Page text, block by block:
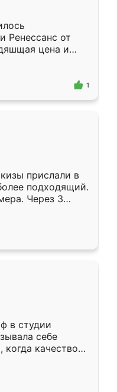
Ренессанс от
цена и
Приехавший
самый
1
прислали в
подходящий.
Через 3
Остались
Ренессанс
в студии
себе
когда качеством
уже почти